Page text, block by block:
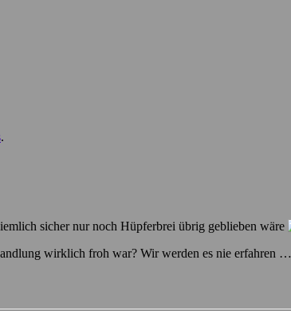
.
sicher nur noch Hüpferbrei übrig geblieben wäre
wirklich froh war? Wir werden es nie erfahren …